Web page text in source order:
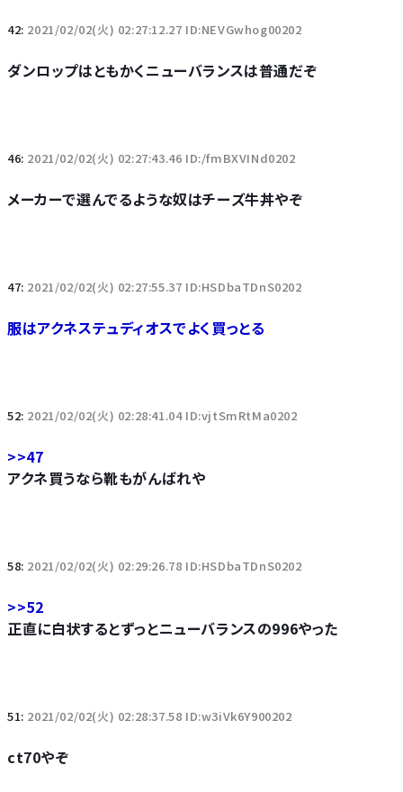
42: 2021/02/02(火) 02:27:12.27 ID:NEVGwhog00202
ダンロップはともかくニューバランスは普通だぞ
46: 2021/02/02(火) 02:27:43.46 ID:/fmBXVINd0202
メーカーで選んでるような奴はチーズ牛丼やぞ
47: 2021/02/02(火) 02:27:55.37 ID:HSDbaTDnS0202
服はアクネステュディオスでよく買っとる
52: 2021/02/02(火) 02:28:41.04 ID:vjtSmRtMa0202
>>47
アクネ買うなら靴もがんばれや
58: 2021/02/02(火) 02:29:26.78 ID:HSDbaTDnS0202
>>52
正直に白状するとずっとニューバランスの996やった
51: 2021/02/02(火) 02:28:37.58 ID:w3iVk6Y900202
ct70やぞ